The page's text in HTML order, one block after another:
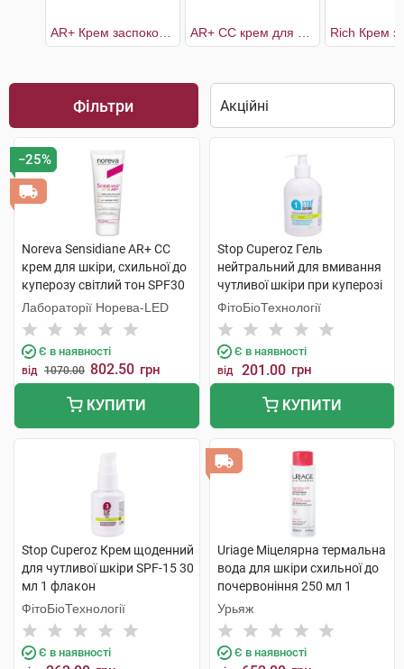
Фільтри
−25%
Noreva Sensidiane AR+ СС
крем для шкіри, схильної до
куперозу світлий тон SPF30
40 мл 1 туба
Лабораторії Норева-LED
Є в наявності
від 1070.00 802.50 грн
КУПИТИ
Stop Cuperoz Гель
нейтральний для вмивання
чутливої шкіри при куперозі
270 мл 1 флакон
ФітоБіоТехнології
Є в наявності
від 201.00 грн
КУПИТИ
Stop Cuperoz Крем щоденний
для чутливої шкіри SPF-15 30
мл 1 флакон
ФітоБіоТехнології
Є в наявності
Uriage Міцелярна термальна
вода для шкіри схильної до
почервоніння 250 мл 1
флакон
Урьяж
Є в наявності